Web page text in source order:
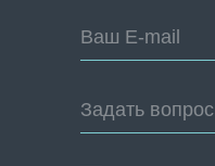
Ваш E-mail
Задать вопрос